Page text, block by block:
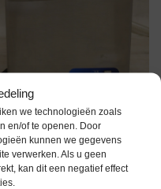
we technologieën zoals
en/of te openen. Door
kunnen we gegevens
verwerken. Als u geen
kan dit een negatief effect
FreeZone 2.5
6.999,00